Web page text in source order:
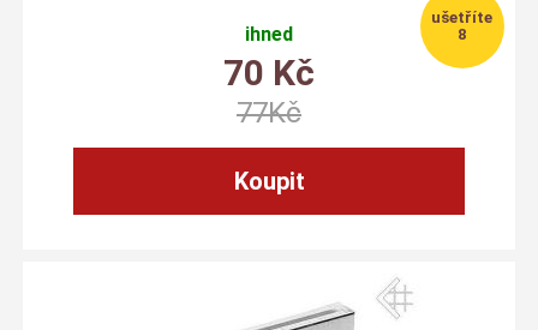
ihned
70 Kč
8
77Kč